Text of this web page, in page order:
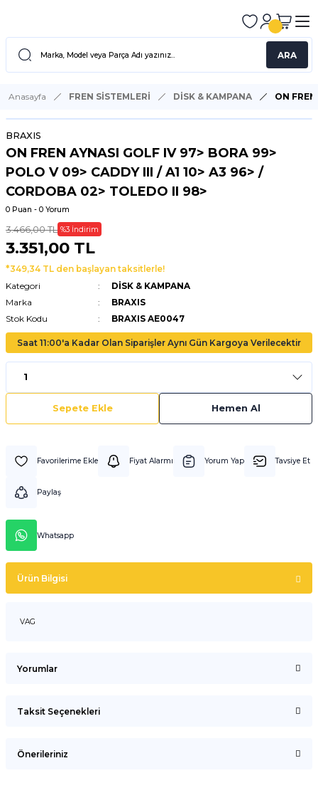
ARA
Anasayfa FREN SİSTEMLERİ DİSK & KAMPANA ON
BRAXIS
ON FREN AYNASI GOLF IV 97> BORA 99>
POLO V 09> CADDY III / A1 10> A3 96> /
CORDOBA 02> TOLEDO II 98>
0 Puan - 0 Yorum
3.466,00 TL %3 İndirim
3.351,00 TL
*349,34 TL den başlayan taksitlerle!
Kategori
DİSK & KAMPANA
Marka
BRAXIS
Stok Kodu
BRAXIS AE0047
Saat 11:00'a Kadar Olan Siparişler Aynı Gün Kargoya Verilecektir
Sepete Ekle Hemen Al
Fiyat Alarmı Yorum Yap Tavsiye Et
Paylaş
Whatsapp
Ürün Bilgisi
VAG
Yorumlar
Taksit Seçenekleri
Önerileriniz